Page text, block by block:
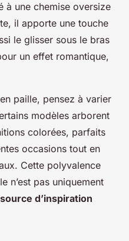
à une chemise oversize
il apporte une touche
le glisser sous le bras
un effet romantique,
paille, pensez à varier
modèles arborent
colorées, parfaits
occasions tout en
Cette polyvalence
n’est pas uniquement
source d’inspiration